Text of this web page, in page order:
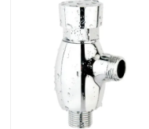
Videos
Over ons